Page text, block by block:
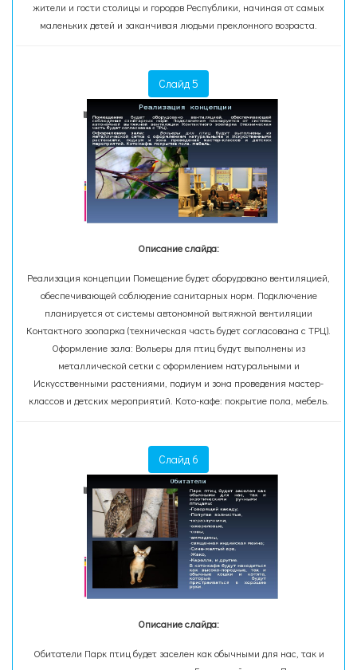
жители и гости столицы и городов Республики, начиная от самых
маленьких детей и заканчивая людьми преклонного возраста.
Слайд 5
Описание слайда:
Реализация концепции Помещение будет оборудовано вентиляцией,
обеспечивающей соблюдение санитарных норм. Подключение
планируется от системы автономной вытяжной вентиляции
Контактного зоопарка (техническая часть будет согласована с ТРЦ).
Оформление зала: Вольеры для птиц будут выполнены из
металличеcкой сетки с оформлением натуральными и
Искусственными растениями, подиум и зона проведения мастер-
классов и детских мероприятий. Кото-кафе: покрытие пола, мебель.
Слайд 6
Описание слайда:
Обитатели Парк птиц будет заселен как обычными для нас, так и